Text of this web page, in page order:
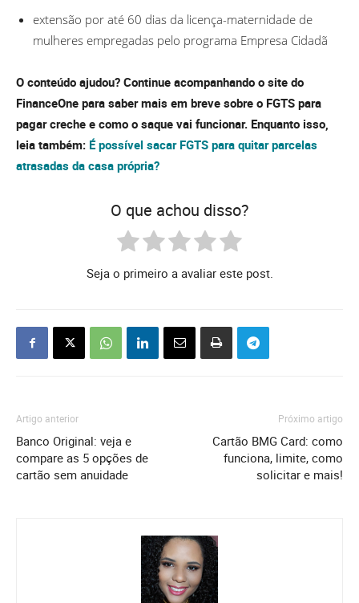
extensão por até 60 dias da licença-maternidade de
mulheres empregadas pelo programa Empresa Cidadã
O conteúdo ajudou? Continue acompanhando o site do
FinanceOne para saber mais em breve sobre o FGTS para
pagar creche e como o saque vai funcionar. Enquanto isso,
leia também: É possível sacar FGTS para quitar parcelas
atrasadas da casa própria?
O que achou disso?
Seja o primeiro a avaliar este post.
Artigo anterior
Banco Original: veja e
compare as 5 opções de
cartão sem anuidade
Próximo artigo
Cartão BMG Card: como
funciona, limite, como
solicitar e mais!